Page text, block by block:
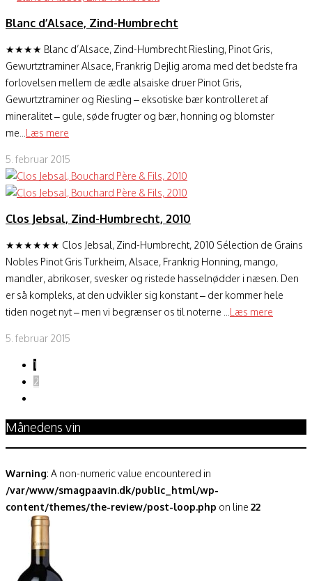
Blanc d’Alsace, Zind-Humbrecht
★★★★ Blanc d’Alsace, Zind-Humbrecht Riesling, Pinot Gris,
Gewurtztraminer Alsace, Frankrig Dejlig aroma med det bedste fra
forlovelsen mellem de ædle alsaiske druer Pinot Gris,
Gewurtztraminer og Riesling – eksotiske bær kontrolleret af
mineralitet – gule, søde frugter og bær, honning og blomster
me... Læs mere
5. februar 2015
Clos Jebsal, Zind-Humbrecht, 2010
★★★★★★ Clos Jebsal, Zind-Humbrecht, 2010 Sélection de Grains
Nobles Pinot Gris Turkheim, Alsace, Frankrig Honning, mango,
mandler, abrikoser, svesker og ristede hasselnødder i næsen. Den
er så kompleks, at den udvikler sig konstant – der kommer hele
tiden noget nyt – men vi begrænser os til noterne ... Læs mere
5. februar 2015
1
2
Månedens vin
Warning: A non-numeric value encountered in
/var/www/smagpaavin.dk/public_html/wp-
content/themes/the-review/post-loop.php on line 22